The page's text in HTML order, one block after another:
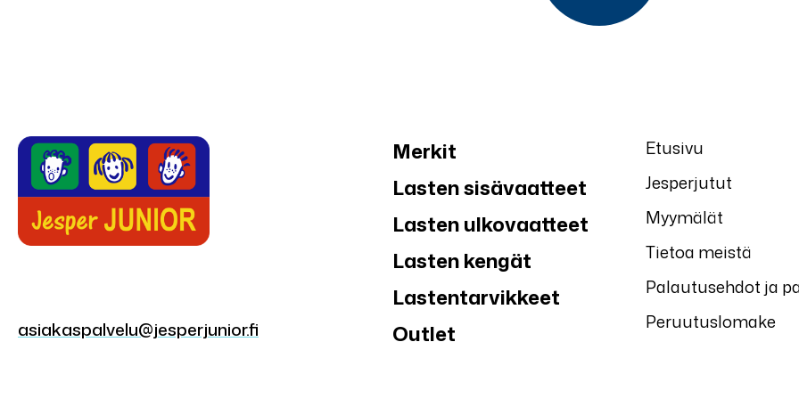
asiakaspalvelu@jesperjunior.fi
Merkit
Lasten sisävaatteet
Lasten ulkovaatteet
Lasten kengät
Lastentarvikkeet
Outlet
Etusivu
Jesperjutut
Myymälät
Tietoa meistä
Palautusehdot ja
Peruutuslomake